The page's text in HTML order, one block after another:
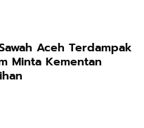
Aceh Terdampak
Minta Kementan